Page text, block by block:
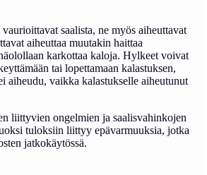
saalista, ne myös aiheuttavat
aiheuttaa muutakin haittaa
karkottaa kaloja. Hylkeet voivat
tai lopettamaan kalastuksen,
aiheudu, vaikka kalastukselle aiheutunut
liittyvien ongelmien ja saalisvahinkojen
tuloksiin liittyy epävarmuuksia, jotka
jatkokäytössä.